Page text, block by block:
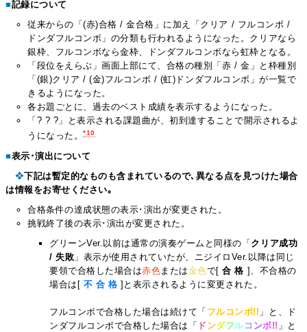
■記録について
従来からの「(赤)合格 / 金合格」に加え「クリア / フルコンボ /
ドンダフルコンボ」の分類も行われるようになった。クリアなら
銀枠、フルコンボなら金枠、ドンダフルコンボなら虹枠となる。
「段位をえらぶ」画面上部にて、合格の種別「赤 / 金」と枠種別
「(銀)クリア / (金)フルコンボ / (虹)ドンダフルコンボ」が一覧で
きるようになった。
各お題ごとに、過去のベスト成績を表示するようになった。
「? ? ?」と表示される課題曲が、初到達することで開示されるよ
うになった。*10
■表示･演出について
❖下記は暫定的なものも含まれているので､異なる点を見つけた場合
は情報をお寄せください｡
合格条件の達成状態の表示･演出が変更された。
挑戦終了後の表示･演出が変更された。
グリーンVer.以前は通常の演奏ゲームと同様の「 クリア成功
/ 失敗 」表示が使用されていたが、ニジイロVer.以降は同じ
要領で合格した場合は赤色または金色で[ 合 格 ]、不合格の
場合は[ 不 合 格 ]と表示されるように変更された。
フルコンボで合格した場合は続けて「 フルコンボ!! 」と、ド
ンダフルコンボで合格した場合は「 ド ンダフルコ ンボ!! 」と